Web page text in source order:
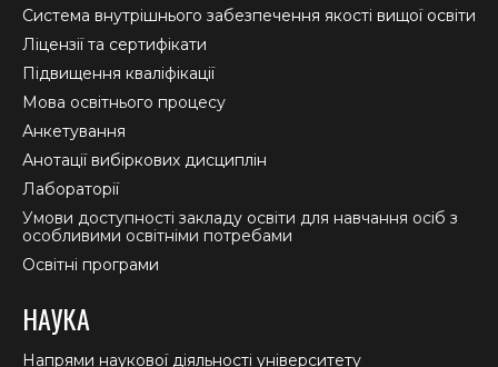
new
window
new
window
new
window
Система внутрішнього забезпечення якості вищої освіти
Ліцензії та сертифікати
Підвищення кваліфікації
Мова освітнього процесу
Анкетування
Анотації вибіркових дисциплін
Лабораторії
Умови доступності закладу освіти для навчання осіб з
особливими освітніми потребами
Освітні програми
НАУКА
Напрями наукової діяльності університету